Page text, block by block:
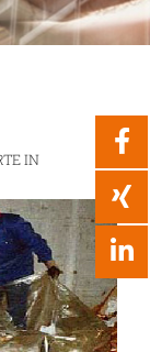
IN